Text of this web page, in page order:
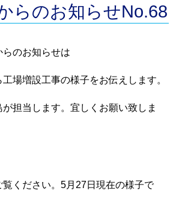
らのお知らせNo.68
のお知らせは
場増設工事の様子をお伝えします。
担当します。宜しくお願い致しま
ください。5月27日現在の様子で